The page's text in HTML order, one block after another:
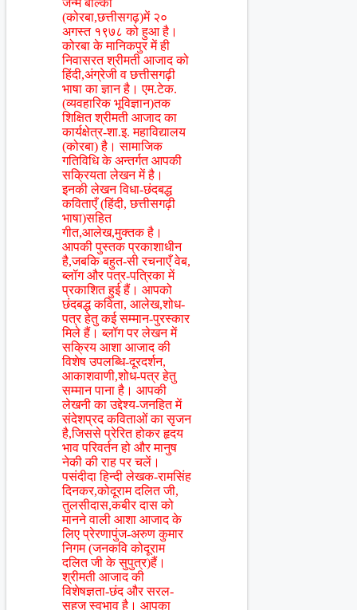
जन्म बाल्को
(कोरबा,छत्तीसगढ़)में २०
अगस्त १९७८ को हुआ है।
कोरबा के मानिकपुर में ही
निवासरत श्रीमती आजाद को
हिंदी,अंग्रेजी व छत्तीसगढ़ी
भाषा का ज्ञान है। एम.टेक.
(व्यवहारिक भूविज्ञान)तक
शिक्षित श्रीमती आजाद का
कार्यक्षेत्र-शा.इ. महाविद्यालय
(कोरबा) है। सामाजिक
गतिविधि के अन्तर्गत आपकी
सक्रियता लेखन में है।
इनकी लेखन विधा-छंदबद्ध
कविताएँ (हिंदी, छत्तीसगढ़ी
भाषा)सहित
गीत,आलेख,मुक्तक है।
आपकी पुस्तक प्रकाशाधीन
है,जबकि बहुत-सी रचनाएँ वेब,
ब्लॉग और पत्र-पत्रिका में
प्रकाशित हुई हैं। आपको
छंदबद्ध कविता, आलेख,शोध-
पत्र हेतु कई सम्मान-पुरस्कार
मिले हैं। ब्लॉग पर लेखन में
सक्रिय आशा आजाद की
विशेष उपलब्धि-दूरदर्शन,
आकाशवाणी,शोध-पत्र हेतु
सम्मान पाना है। आपकी
लेखनी का उद्देश्य-जनहित में
संदेशप्रद कविताओं का सृजन
है,जिससे प्रेरित होकर हृदय
भाव परिवर्तन हो और मानुष
नेकी की राह पर चलें।
पसंदीदा हिन्दी लेखक-रामसिंह
दिनकर,कोदूराम दलित जी,
तुलसीदास,कबीर दास को
मानने वाली आशा आजाद के
लिए प्रेरणापुंज-अरुण कुमार
निगम (जनकवि कोदूराम
दलित जी के सुपुत्र)हैं।
श्रीमती आजाद की
विशेषज्ञता-छंद और सरल-
सहज स्वभाव है। आपका